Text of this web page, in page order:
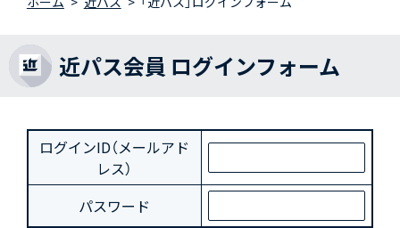
近パス会員 ログインフォーム
ログインID（メールアド
レス）
パスワード